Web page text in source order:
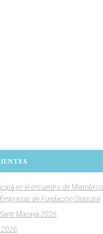
en el encuentro de Miembros
de Fundación Osasuna
Macaya 2026
2026